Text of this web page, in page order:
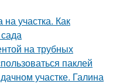
участка. Как
на трубных
паклей
участке. Галина